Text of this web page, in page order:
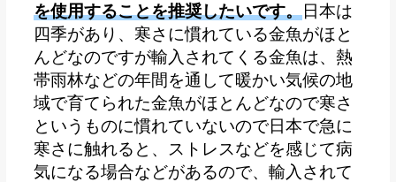
を使用することを推奨したいです。日本は
四季があり、寒さに慣れている金魚がほと
んどなのですが輸入されてくる金魚は、熱
帯雨林などの年間を通して暖かい気候の地
域で育てられた金魚がほとんどなので寒さ
というものに慣れていないので日本で急に
寒さに触れると、ストレスなどを感じて病
気になる場合などがあるので、輸入されて